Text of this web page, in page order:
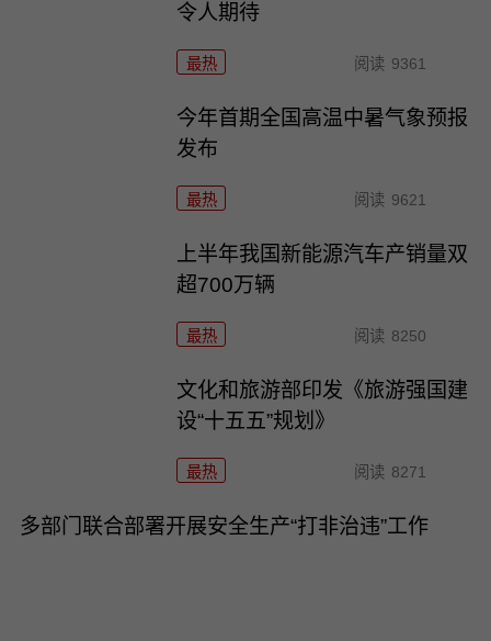
令人期待
最热 阅读 9361
今年首期全国高温中暑气象预报
发布
最热 阅读 9621
上半年我国新能源汽车产销量双
超700万辆
最热 阅读 8250
文化和旅游部印发《旅游强国建
设“十五五”规划》
最热 阅读 8271
多部门联合部署开展安全生产“打非治违”工作